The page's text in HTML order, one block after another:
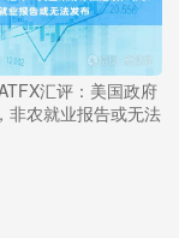
汇评：美国政府
非农就业报告或无法